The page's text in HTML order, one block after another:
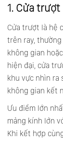
1. Cửa trượt
Cửa trượt là hệ
trên ray,
không gian
hiện đại, cửa
khu vực nhìn ra
không gian kết
Ưu điểm lớn
mảng kính lớn
Khi kết hợp